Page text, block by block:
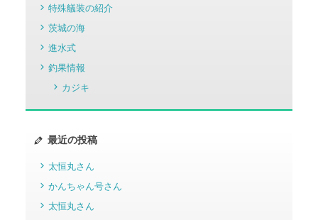
特殊艤装の紹介
茨城の海
進水式
釣果情報
カジキ
最近の投稿
太恒丸さん
かんちゃん号さん
太恒丸さん